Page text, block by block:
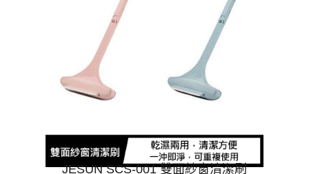
JESUN SCS-001 雙面紗窗清潔刷